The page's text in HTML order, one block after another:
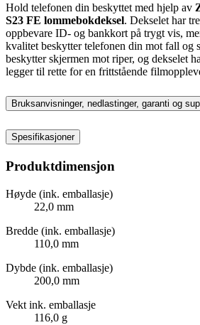
Hold telefonen din beskyttet med hjelp av
S23 FE lommebokdeksel. Dekselet har
oppbevare ID- og bankkort på trygt vis,
kvalitet beskytter telefonen din mot fall og
beskytter skjermen mot riper, og dekselet
legger til rette for en frittstående
Bruksanvisninger, nedlastinger, garanti og
Spesifikasjoner
Produktdimensjon
Høyde (ink. emballasje)
22,0 mm
Bredde (ink. emballasje)
110,0 mm
Dybde (ink. emballasje)
200,0 mm
Vekt ink. emballasje
116,0 g